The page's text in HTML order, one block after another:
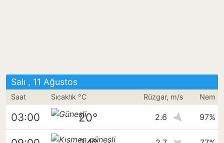
Salı , 11 Ağustos
Saat Sıcaklık °C Rüzgar, m/s Nem
03:00 20° 2.6 97%